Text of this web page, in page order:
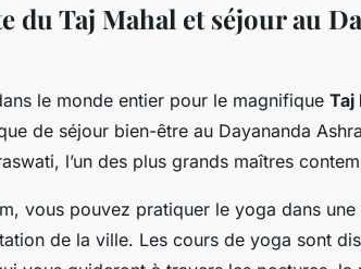
du Taj Mahal et séjour au
le monde entier pour le magnifique Taj
de séjour bien-être au Dayananda
l’un des plus grands maîtres
vous pouvez pratiquer le yoga dans
de la ville. Les cours de yoga sont